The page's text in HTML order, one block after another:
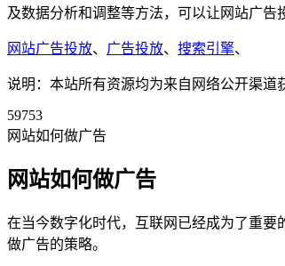
及数据分析和调整等方法，可以让网站广告
网站广告投放、 广告投放、 搜索引擎、
说明：本站所有资源均为来自网络公开渠道
59753
网站如何做广告
网站如何做广告
在当今数字化时代，互联网已经成为了重
做广告的策略。